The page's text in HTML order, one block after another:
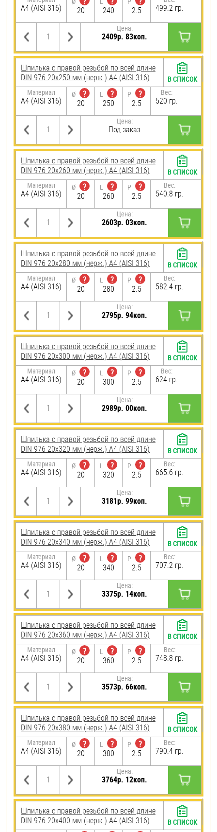
A4 (AISI 316)
20
240
2.5
499.2 гр.
Цена:
2409р. 83коп.
Шпилька с правой резьбой по всей длине
DIN 976 20х250 мм (нерж.) A4 (AISI 316)
Материал
A4 (AISI 316)
Ø
?
20
L
?
250
P
?
2.5
Вес:
520 гр.
Цена:
Под заказ
В СПИСОК
Шпилька с правой резьбой по всей длине
DIN 976 20х260 мм (нерж.) A4 (AISI 316)
Материал
A4 (AISI 316)
Ø
?
20
L
?
260
P
?
2.5
Вес:
540.8 гр.
Цена:
2603р. 03коп.
В СПИСОК
Шпилька с правой резьбой по всей длине
DIN 976 20х280 мм (нерж.) A4 (AISI 316)
Материал
A4 (AISI 316)
Ø
?
20
L
?
280
P
?
2.5
Вес:
582.4 гр.
Цена:
2795р. 94коп.
В СПИСОК
Шпилька с правой резьбой по всей длине
DIN 976 20х300 мм (нерж.) A4 (AISI 316)
Материал
A4 (AISI 316)
Ø
?
20
L
?
300
P
?
2.5
Вес:
624 гр.
Цена:
2989р. 00коп.
В СПИСОК
Шпилька с правой резьбой по всей длине
DIN 976 20х320 мм (нерж.) A4 (AISI 316)
Материал
A4 (AISI 316)
Ø
?
20
L
?
320
P
?
2.5
Вес:
665.6 гр.
Цена:
3181р. 99коп.
В СПИСОК
Шпилька с правой резьбой по всей длине
DIN 976 20х340 мм (нерж.) A4 (AISI 316)
Материал
A4 (AISI 316)
Ø
?
20
L
?
340
P
?
2.5
Вес:
707.2 гр.
Цена:
3375р. 14коп.
В СПИСОК
Шпилька с правой резьбой по всей длине
DIN 976 20х360 мм (нерж.) A4 (AISI 316)
Материал
A4 (AISI 316)
Ø
?
20
L
?
360
P
?
2.5
Вес:
748.8 гр.
Цена:
3573р. 66коп.
В СПИСОК
Шпилька с правой резьбой по всей длине
DIN 976 20х380 мм (нерж.) A4 (AISI 316)
Материал
A4 (AISI 316)
Ø
?
20
L
?
380
P
?
2.5
Вес:
790.4 гр.
Цена:
3764р. 12коп.
В СПИСОК
Шпилька с правой резьбой по всей длине
DIN 976 20х400 мм (нерж.) A4 (AISI 316)
В СПИСОК